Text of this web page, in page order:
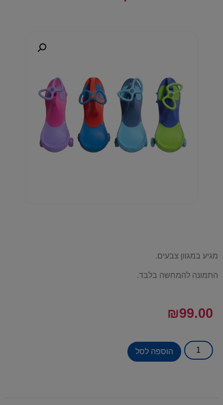
מגיע במגוון צבעים.
התמונה להמחשה בלבד.
₪99.00
הוספה לסל